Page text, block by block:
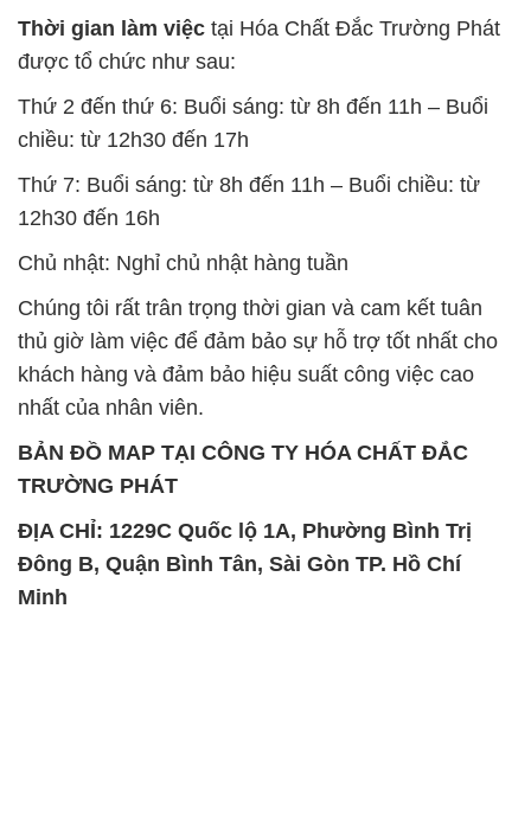
Thời gian làm việc tại Hóa Chất Đắc Trường Phát
được tổ chức như sau:
Thứ 2 đến thứ 6: Buổi sáng: từ 8h đến 11h – Buổi
chiều: từ 12h30 đến 17h
Thứ 7: Buổi sáng: từ 8h đến 11h – Buổi chiều: từ
12h30 đến 16h
Chủ nhật: Nghỉ chủ nhật hàng tuần
Chúng tôi rất trân trọng thời gian và cam kết tuân
thủ giờ làm việc để đảm bảo sự hỗ trợ tốt nhất cho
khách hàng và đảm bảo hiệu suất công việc cao
nhất của nhân viên.
BẢN ĐỒ MAP TẠI CÔNG TY HÓA CHẤT ĐẮC
TRƯỜNG PHÁT
ĐỊA CHỈ: 1229C Quốc lộ 1A, Phường Bình Trị
Đông B, Quận Bình Tân, Sài Gòn TP. Hồ Chí
Minh